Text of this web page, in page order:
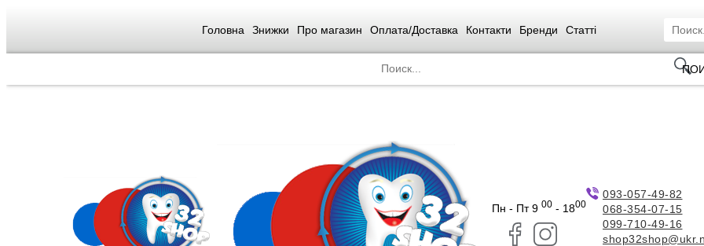
Головна Знижки Про магазин Оплата/Доставка Контакти Бренди Статті
Пн - Пт 9 00 - 1800
093-057-49-82
068-354-07-15
099-710-49-16